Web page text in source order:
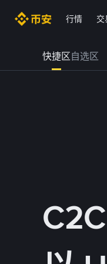
行情 交
快捷区自选区